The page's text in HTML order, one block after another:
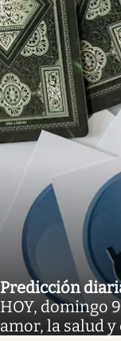
Predicción
HOY, domingo
amor, la salud y